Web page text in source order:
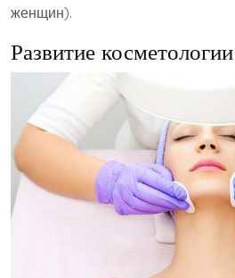
женщин).
Развитие